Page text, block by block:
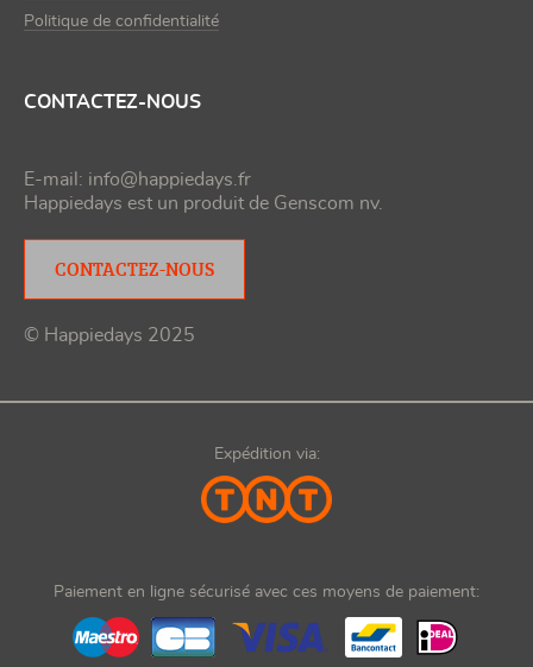
Politique de confidentialité
CONTACTEZ-NOUS
E-mail: info@happiedays.fr
Happiedays est un produit de Genscom nv.
CONTACTEZ-NOUS
© Happiedays 2025
Expédition via:
Paiement en ligne sécurisé avec ces moyens de paiement: